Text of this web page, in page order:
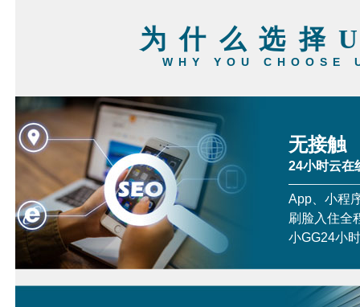
为什么选择
WHY YOU CHOOSE
无接触
24小时云在
App、小程
刷脸入住全
小GG24小